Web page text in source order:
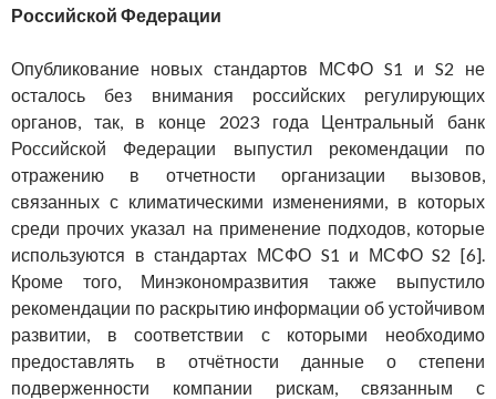
Российской Федерации
Опубликование новых стандартов МСФО S1 и S2 не
осталось без внимания российских регулирующих
органов, так, в конце 2023 года Центральный банк
Российской Федерации выпустил рекомендации по
отражению в отчетности организации вызовов,
связанных с климатическими изменениями, в которых
среди прочих указал на применение подходов, которые
используются в стандартах МСФО S1 и МСФО S2 [6].
Кроме того, Минэкономразвития также выпустило
рекомендации по раскрытию информации об устойчивом
развитии, в соответствии с которыми необходимо
предоставлять в отчётности данные о степени
подверженности компании рискам, связанным с